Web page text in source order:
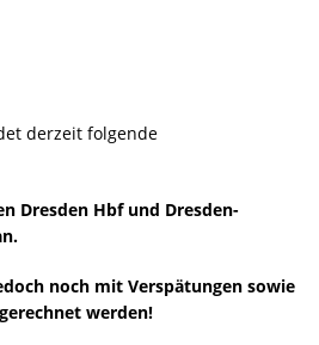
derzeit folgende
Dresden Hbf und Dresden-
noch mit Verspätungen sowie
werden!